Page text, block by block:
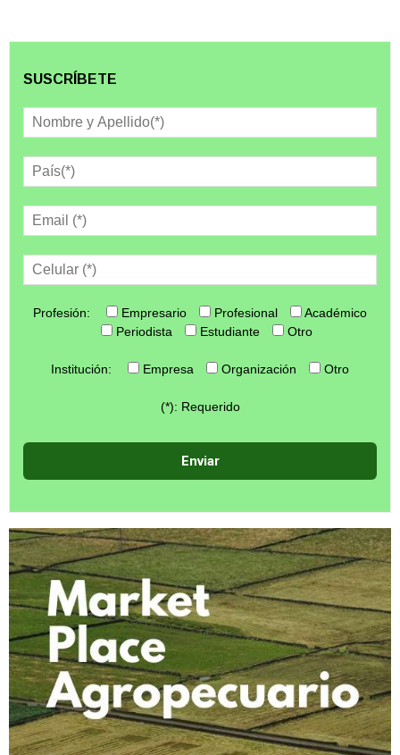
SUSCRÍBETE
Profesión: Empresario Profesional
Académico
Periodista
Estudiante Otro
Institución: Empresa Organización Otro
(*): Requerido